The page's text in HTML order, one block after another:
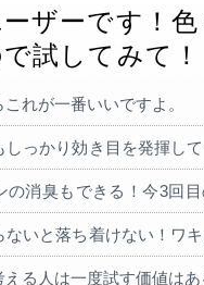
ザーです！色
試してみて！
れが一番いいですよ。
しっかり効き目を発揮し
の消臭もできる！今3回
ないと落ち着けない！ワ
る人は一度試す価値はあ